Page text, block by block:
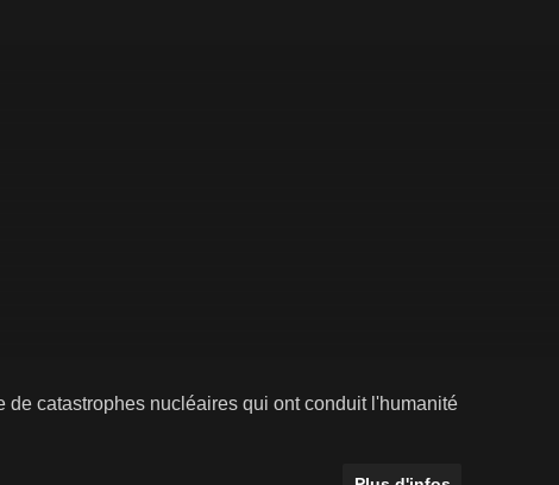
catastrophes nucléaires qui ont conduit l'humanité